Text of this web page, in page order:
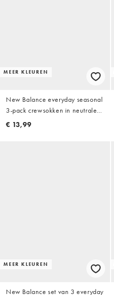
MEER KLEUREN
New Balance everyday seasonal
3-pack crewsokken in neutrale
tinten
€ 13,99
MEER KLEUREN
New Balance set van 3 everyday